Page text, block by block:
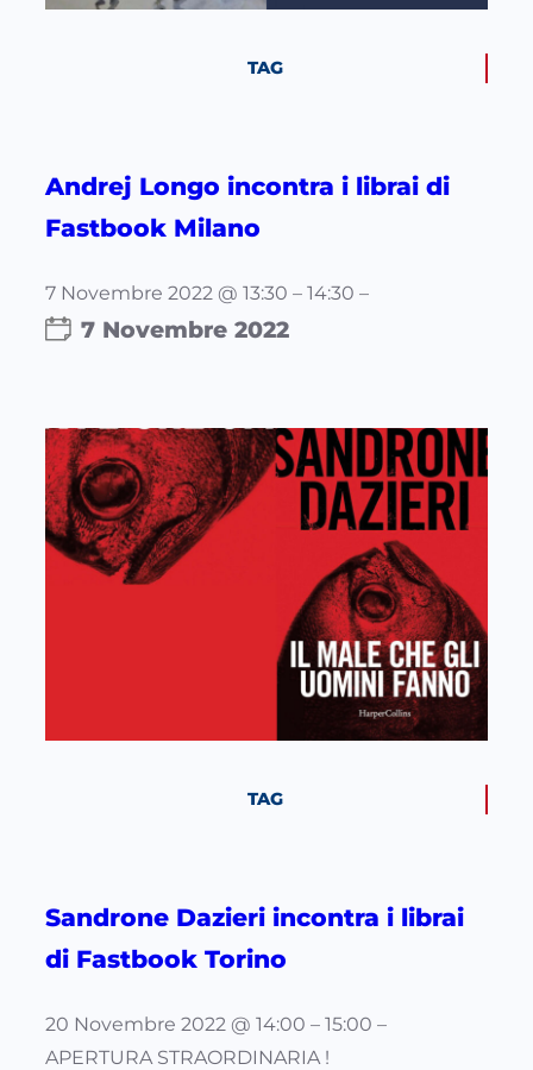
TAG
Andrej Longo incontra i librai di
Fastbook Milano
7 Novembre 2022 @ 13:30 – 14:30 –
7 Novembre 2022
TAG
Sandrone Dazieri incontra i librai
di Fastbook Torino
20 Novembre 2022 @ 14:00 – 15:00 –
APERTURA STRAORDINARIA !